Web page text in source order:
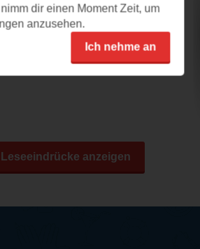
– 18:27
"15 Entscheidungen, die
ist ein sehr gut
anzeigen
dir einen Moment Zeit, um
anzusehen.
Ich nehme an